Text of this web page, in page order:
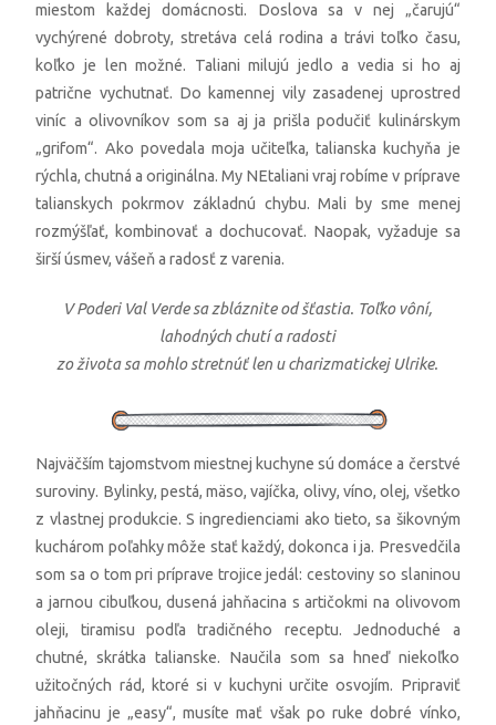
miestom každej domácnosti. Doslova sa v nej „čarujú“
vychýrené dobroty, stretáva celá rodina a trávi toľko času,
koľko je len možné. Taliani milujú jedlo a vedia si ho aj
patrične vychutnať. Do kamennej vily zasadenej uprostred
viníc a olivovníkov som sa aj ja prišla podučiť kulinárskym
„grifom“. Ako povedala moja učiteľka, talianska kuchyňa je
rýchla, chutná a originálna. My NEtaliani vraj robíme v príprave
talianskych pokrmov základnú chybu. Mali by sme menej
rozmýšľať, kombinovať a dochucovať. Naopak, vyžaduje sa
širší úsmev, vášeň a radosť z varenia.
V Poderi Val Verde sa zbláznite od šťastia. Toľko vôní,
lahodných chutí a radosti
zo životasa mohlo stretnúť len u charizmatickej Ulrike.
Najväčším tajomstvom miestnej kuchyne sú domáce a čerstvé
suroviny. Bylinky, pestá, mäso, vajíčka, olivy, víno, olej, všetko
z vlastnej produkcie. S ingredienciami ako tieto, sa šikovným
kuchárom poľahky môže stať každý, dokonca i ja. Presvedčila
som sa o tom pri príprave trojice jedál: cestoviny so slaninou
a jarnou cibuľkou, dusená jahňacina s artičokmi na olivovom
oleji, tiramisu podľa tradičného receptu. Jednoduché a
chutné, skrátka talianske. Naučila som sa hneď niekoľko
užitočných rád, ktoré si v kuchyni určite osvojím. Pripraviť
jahňacinu je „easy“, musíte mať však po ruke dobré vínko,